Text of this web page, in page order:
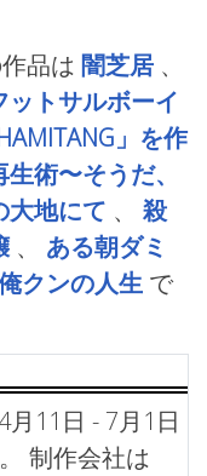
品は 闇芝居 、
ットサルボーイ
HAMITANG」を作
術〜そうだ、
大地にて 、 殺
、 ある朝ダミ
クンの人生 で
11日 - 7月1日
制作会社は